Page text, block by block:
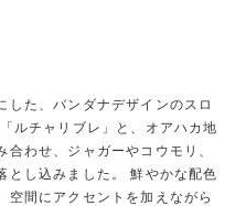
した、バンダナデザインのスロ
ルチャリブレ」と、オアハカ地
わせ、ジャガーやコウモリ、
とし込みました。 鮮やかな配色
空間にアクセントを加えながら